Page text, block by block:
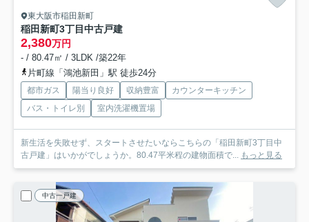
東大阪市稲田新町
稲田新町3丁目中古戸建
2,380万円
- / 80.47㎡ / 3LDK /築22年
片町線「鴻池新田」駅 徒歩24分
都市ガス 陽当り良好 収納豊富
カウンターキッチン
バス・トイレ別
室内洗濯機置場
新生活を失敗せず、スタートさせたいならこちらの「稲田新町3丁目中
古戸建」はいかがでしょうか。80.47平米程の建物面積で... もっと見る
中古一戸建